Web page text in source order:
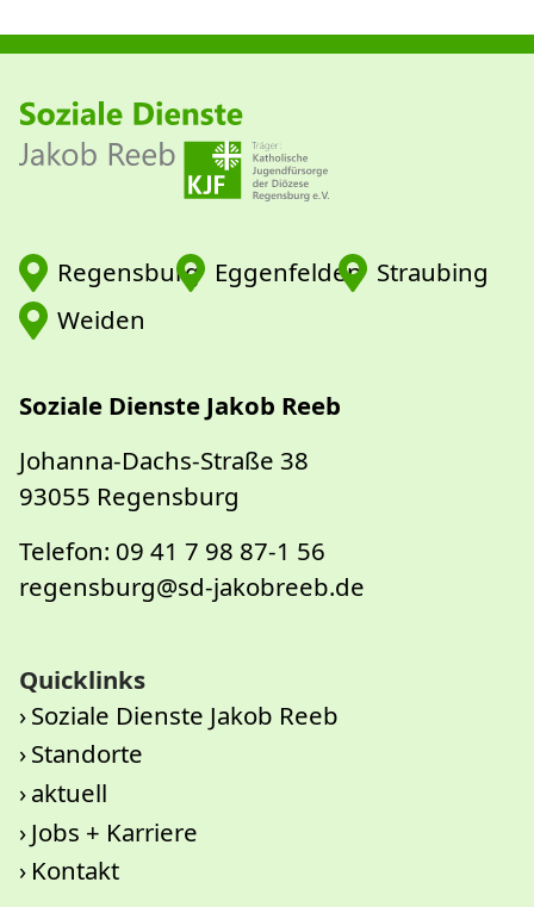
Regensburg Eggenfelden Straubing
Weiden
Soziale Dienste Jakob Reeb
Johanna-Dachs-Straße 38
93055 Regensburg
Telefon: 09 41 7 98 87-1 56
regensburg@sd-jakobreeb.de
Quicklinks
Soziale Dienste Jakob Reeb
Standorte
aktuell
Jobs + Karriere
Kontakt